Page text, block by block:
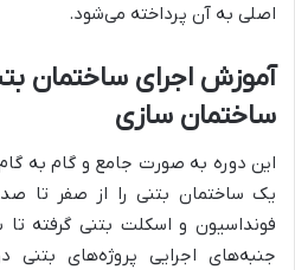
اصلی به آن پرداخته می‌شود.
آموزش اجرای ساختمان
ساختمان سازی
این دوره به صورت جامع و گام به
یک ساختمان بتنی را از صفر تا
فونداسیون و اسکلت بتنی گرفته
جنبه‌های اجرایی پروژه‌های